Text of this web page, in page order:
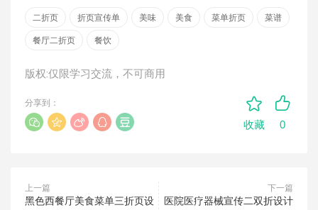
二折页 折页宣传单 美味 美食 菜单折页 菜谱
餐厅二折页 餐饮
版权:仅限学习交流，不可商用
收藏 0
分享到：
上一篇
黑色西餐厅美食菜单三折页设
下一篇
医院医疗器械宣传二双折设计